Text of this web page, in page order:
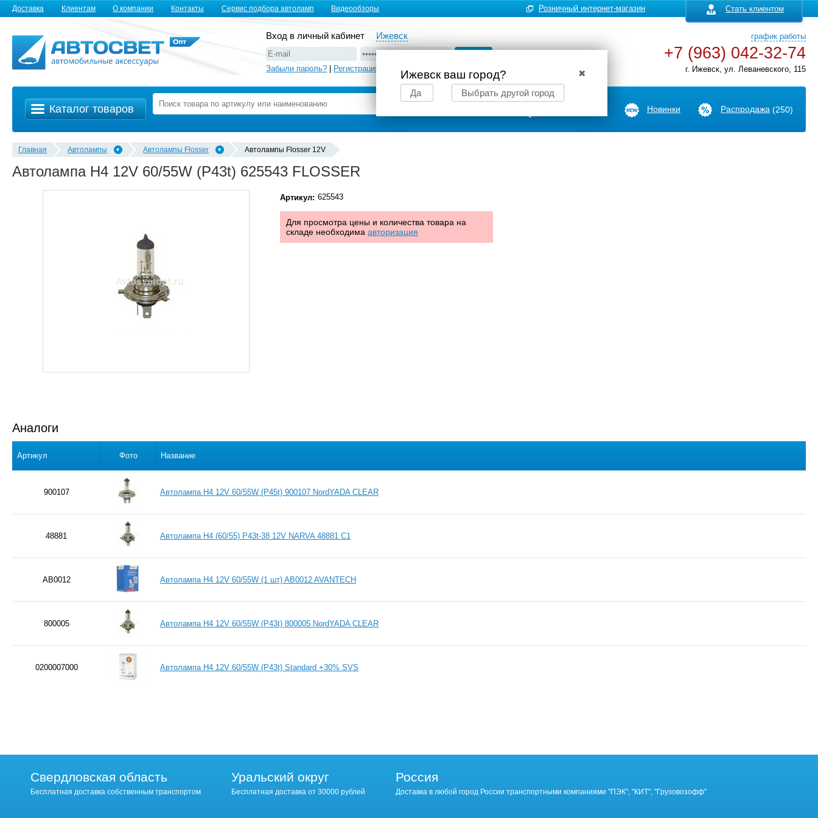
Доставка Клиентам О компании Контакты Сервис подбора автоламп Видеообзоры Стать клиентом
Розничный интернет-магазин
Вход в личный кабинет Ижевск
✖
Ижевск ваш город?
Да Выбрать другой город
Забыли пароль? Регистрация
график работы
+7 (963) 042-32-74
г. Ижевск, ул. Леваневского, 115
Каталог товаров Новинки Распродажа (250)
Главная Автолампы Автолампы Flosser Автолампы Flosser 12V
Автолампа H4 12V 60/55W (P43t) 625543 FLOSSER
Артикул: 625543
Для просмотра цены и количества товара на
складе необходима авторизация
Аналоги
Артикул Фото Название
900107 Автолампа H4 12V 60/55W (P45t) 900107 NordYADA CLEAR
48881 Автолампа H4 (60/55) P43t-38 12V NARVA 48881 C1
AB0012 Автолампа H4 12V 60/55W (1 шт) AB0012 AVANTECH
800005 Автолампа H4 12V 60/55W (P43t) 800005 NordYADA CLEAR
0200007000 Автолампа H4 12V 60/55W (P43t) Standard +30% SVS
Свердловская область
Бесплатная доставка собственным транспортом
Уральский округ
Бесплатная доставка от 30000 рублей
Россия
Доставка в любой город России транспортными компаниями "ПЭК", "КИТ", "Грузовозофф"